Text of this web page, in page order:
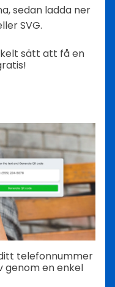
sedan ladda ner
SVG.
sätt att få en
telefonnummer
en enkel